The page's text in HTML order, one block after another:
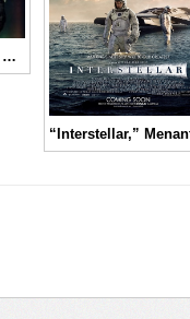
“Sleepless,” Upaya Seorang Polisi Menyelamatkan Sang Anak dari Bandar Narkoba │ Movie Review